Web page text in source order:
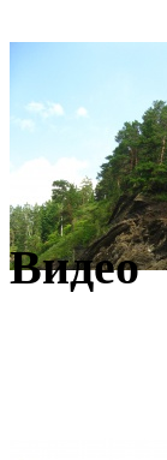
Видео